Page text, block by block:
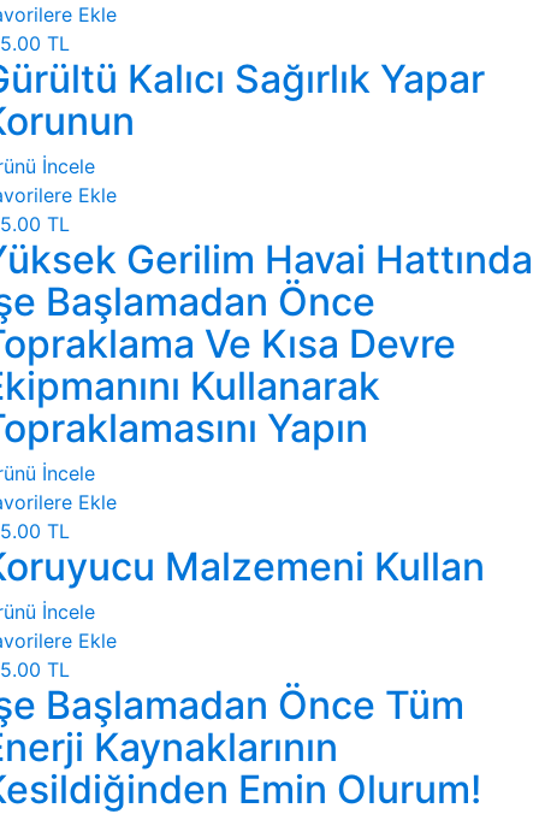
Ekle
TL
Kalıcı Sağırlık Yapar
İncele
Ekle
TL
Gerilim Havai Hattında
Başlamadan Önce
Ve Kısa Devre
Kullanarak
Yapın
İncele
Ekle
TL
Malzemeni Kullan
İncele
Ekle
TL
Başlamadan Önce Tüm
Kaynaklarının
Emin Olurum!